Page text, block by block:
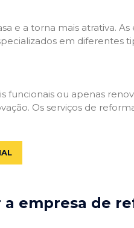
e a torna mais atrativa.
em
funcionais ou apenas
Os serviços de
a empresa de